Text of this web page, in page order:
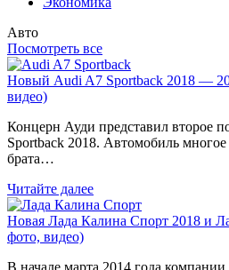
Авто
Посмотреть все
Новый Audi A7 Sportback 2018 —
видео)
Концерн Ауди представил второе
Sportback 2018. Автомобиль
брата…
Читайте далее
Новая Лада Калина Спорт 2018 и
фото, видео)
В начале марта 2014 года